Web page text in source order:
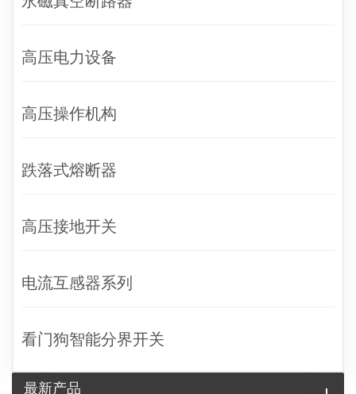
高压电力设备
高压操作机构
跌落式熔断器
高压接地开关
电流互感器系列
看门狗智能分界开关
最新产品